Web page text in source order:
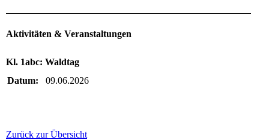
Aktivitäten & Veranstaltungen
Kl. 1abc: Waldtag
Datum:
09.06.2026
Zurück zur Übersicht